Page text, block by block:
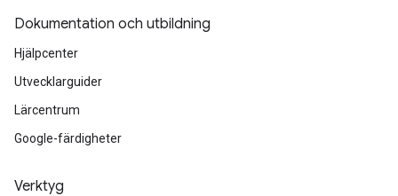
Dokumentation och utbildning
Hjälpcenter
Utvecklarguider
Lärcentrum
Google-färdigheter
Verktyg